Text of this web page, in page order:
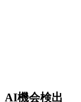
AI機会検出